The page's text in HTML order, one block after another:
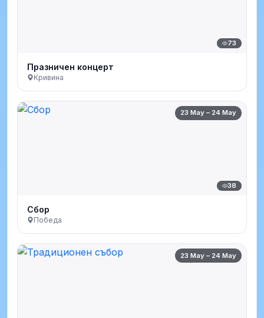
73
Празничен концерт
Кривина
23 May – 24 May
38
Сбор
Победа
23 May – 24 May